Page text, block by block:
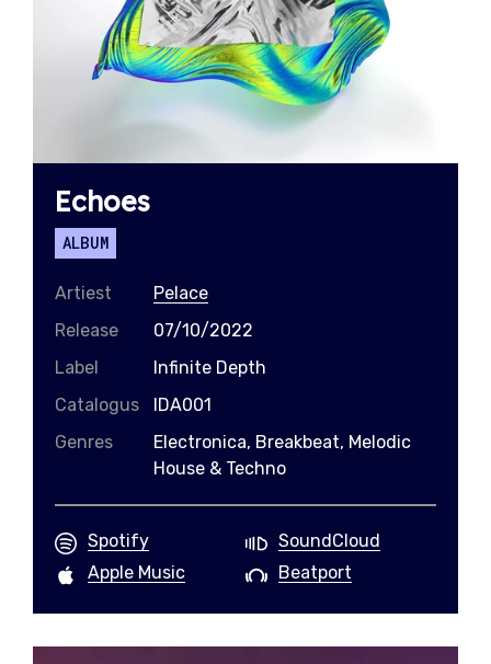
Echoes
ALBUM
Artiest
Pelace
Release
07/10/2022
Label
Infinite Depth
Catalogus
IDA001
Genres
Electronica, Breakbeat, Melodic
House & Techno
Spotify
SoundCloud
Apple Music
Beatport